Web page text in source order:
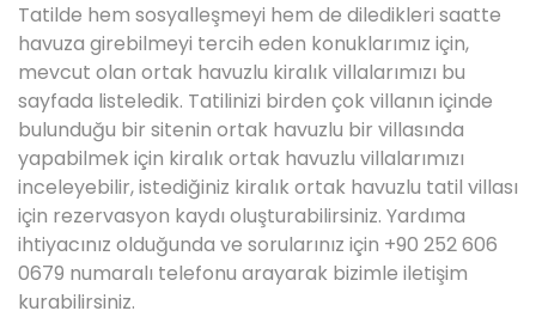
Tatilde hem sosyalleşmeyi hem de diledikleri saatte
havuza girebilmeyi tercih eden konuklarımız için,
mevcut olan ortak havuzlu kiralık villalarımızı bu
sayfada listeledik. Tatilinizi birden çok villanın içinde
bulunduğu bir sitenin ortak havuzlu bir villasında
yapabilmek için kiralık ortak havuzlu villalarımızı
inceleyebilir, istediğiniz kiralık ortak havuzlu tatil villası
için rezervasyon kaydı oluşturabilirsiniz. Yardıma
ihtiyacınız olduğunda ve sorularınız için +90 252 606
0679 numaralı telefonu arayarak bizimle iletişim
kurabilirsiniz.